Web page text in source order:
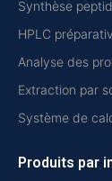
Synthèse
HPLC
Analyse des
Extraction par
Système de
Produits par